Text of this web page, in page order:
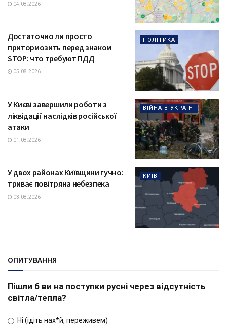
04.08.2026
ПОЛІТИКА
Достаточно ли просто
притормозить перед знаком
STOP: что требуют ПДД
05.08.2026
ВІЙНА В УКРАЇНІ
У Києві завершили роботи з
ліквідації наслідків російської
атаки
01.08.2026
КИЇВ
У двох районах Київщини гучно:
триває повітряна небезпека
03.08.2026
ОПИТУВАННЯ
Пішли б ви на поступки русні через відсутність
світла/тепла?
Ні (ідіть нах*й, переживем)